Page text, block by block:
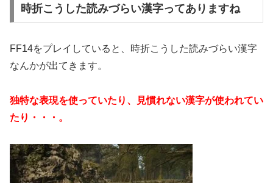
時折こうした読みづらい漢字ってありますね
FF14をプレイしていると、時折こうした読みづらい漢字
なんかが出てきます。
独特な表現を使っていたり、見慣れない漢字が使われてい
たり・・・。